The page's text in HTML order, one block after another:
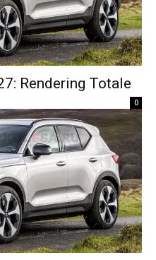
Rendering Totale
0